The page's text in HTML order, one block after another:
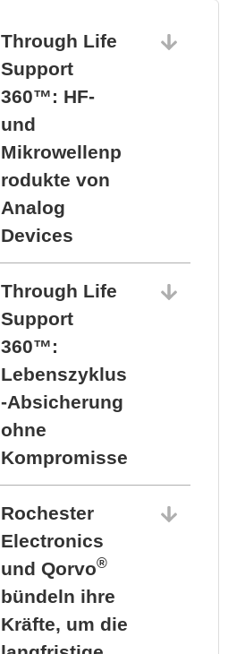
Through Life
Support
360™: HF-
und
Mikrowellenp
rodukte von
Analog
Devices
Through Life
Support
360™:
Lebenszyklus
-Absicherung
ohne
Kompromisse
Rochester
Electronics
und Qorvo®
bündeln ihre
Kräfte, um die